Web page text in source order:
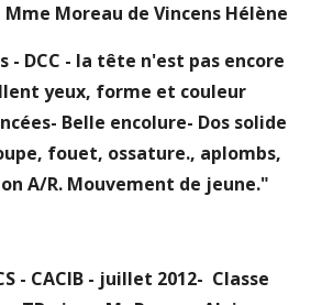
Mme Moreau de Vincens Hélène
- DCC - la tête n'est pas encore
yeux, forme et couleur
Belle encolure- Dos solide
fouet, ossature., aplombs,
A/R. Mouvement de jeune."
- CACIB - juillet 2012- Classe